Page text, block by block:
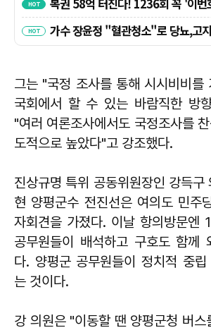
그는 "국정 조사를 통해 시시비비를
국회에서 할 수 있는 바람직한 방
"여러 여론조사에서도 국정조사를
도적으로 높았다"고 강조했다.
진상규명 특위 공동위원장인 강득
현 양평군수 전진선은 여의도 민주
자회견을 가졌다. 이날 항의방문엔
공무원들이 배석하고 구호도 함께
다. 양평군 공무원들이 정치적 중
는 것이다.
강 의원은 "이동할 땐 양평군청 버스